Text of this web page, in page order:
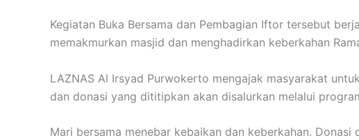
Kegiatan Buka Bersama dan Pembagian Iftor tersebut
memakmurkan masjid dan menghadirkan keberkahan
LAZNAS Al Irsyad Purwokerto mengajak masyarakat
dan donasi yang dititipkan akan disalurkan melalui
Mari bersama menebar kebaikan dan keberkahan.